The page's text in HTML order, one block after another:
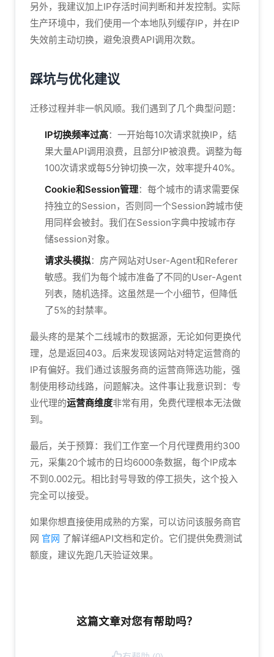
另外，我建议加上IP存活时间判断和并发控制。实际
生产环境中，我们使用一个本地队列缓存IP，并在IP
失效前主动切换，避免浪费API调用次数。
踩坑与优化建议
迁移过程并非一帆风顺。我们遇到了几个典型问题：
IP切换频率过高：一开始每10次请求就换IP，结
果大量API调用浪费，且部分IP被浪费。调整为每
100次请求或每5分钟切换一次，效率提升40%。
Cookie和Session管理：每个城市的请求需要保
持独立的Session，否则同一个Session跨城市使
用同样会被封。我们在Session字典中按城市存
储session对象。
请求头模拟：房产网站对User-Agent和Referer
敏感。我们为每个城市准备了不同的User-Agent
列表，随机选择。这虽然是一个小细节，但降低
了5%的封禁率。
最头疼的是某个二线城市的数据源，无论如何更换代
理，总是返回403。后来发现该网站对特定运营商的
IP有偏好。我们通过该服务商的运营商筛选功能，强
制使用移动线路，问题解决。这件事让我意识到：专
业代理的运营商维度非常有用，免费代理根本无法做
到。
最后，关于预算：我们工作室一个月代理费用约300
元，采集20个城市的日均6000条数据，每个IP成本
不到0.002元。相比封号导致的停工损失，这个投入
完全可以接受。
如果你想直接使用成熟的方案，可以访问该服务商官
网 官网 了解详细API文档和定价。它们提供免费测试
额度，建议先跑几天验证效果。
这篇文章对您有帮助吗？